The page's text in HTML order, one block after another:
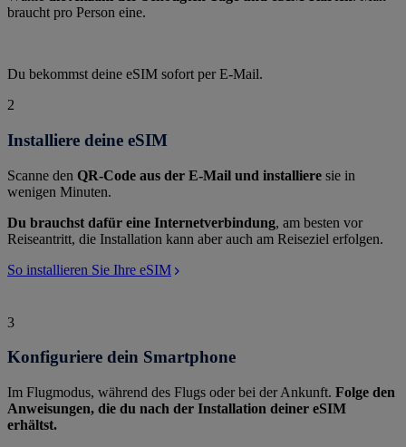
braucht pro Person eine.
Du bekommst deine eSIM sofort per E-Mail.
2
Installiere deine eSIM
Scanne den QR-Code aus der E-Mail und installiere sie in
wenigen Minuten.
Du brauchst dafür eine Internetverbindung, am besten vor
Reiseantritt, die Installation kann aber auch am Reiseziel erfolgen.
So installieren Sie Ihre eSIM
3
Konfiguriere dein Smartphone
Im Flugmodus, während des Flugs oder bei der Ankunft. Folge den
Anweisungen, die du nach der Installation deiner eSIM
erhältst.